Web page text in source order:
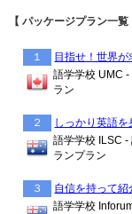
【 パッケージプラン一覧
１
目指せ！世界が
語学学校 UMC
ラン
２
しっかり英語を
語学学校 ILSC
ランプラン
３
自信を持って紹
語学学校